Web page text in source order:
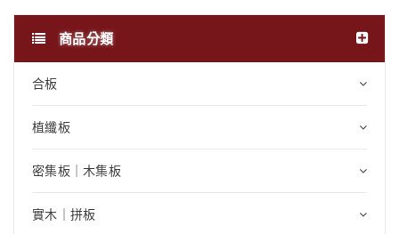
商品分類
合板
植纖板
密集板｜木集板
實木｜拼板